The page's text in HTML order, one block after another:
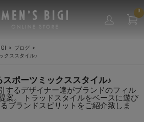
0
ブログ
クススタイル♪
ポーツミックススタイル♪
するデザイナー達がブランドのフィル
案。 トラッドスタイルをベースに遊び
ブランドスピリットをご紹介致しま